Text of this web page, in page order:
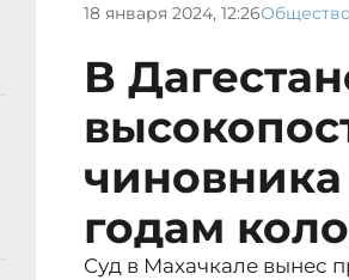
18 января 2024, 12:26
В
годам
Суд в Махачкале вынес